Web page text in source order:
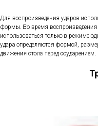
Для воспроизведения ударов
формы. Во время воспроизведения
использоваться только в режиме
удара определяются формой,
движения стола перед соударением.